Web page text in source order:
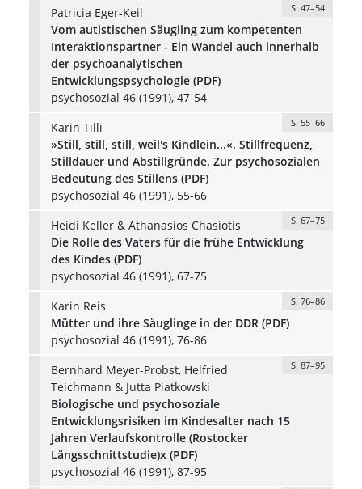
Patricia Eger-Keil
S. 47–54
Vom autistischen Säugling zum kompetenten
Interaktionspartner - Ein Wandel auch innerhalb
der psychoanalytischen
Entwicklungspsychologie (PDF)
psychosozial 46 (1991), 47-54
Karin Tilli
S. 55–66
»Still, still, still, weil's Kindlein...«. Stillfrequenz,
Stilldauer und Abstillgründe. Zur psychosozialen
Bedeutung des Stillens (PDF)
psychosozial 46 (1991), 55-66
Heidi Keller & Athanasios Chasiotis
S. 67–75
Die Rolle des Vaters für die frühe Entwicklung
des Kindes (PDF)
psychosozial 46 (1991), 67-75
Karin Reis
S. 76–86
Mütter und ihre Säuglinge in der DDR (PDF)
psychosozial 46 (1991), 76-86
Bernhard Meyer-Probst, Helfried
Teichmann & Jutta Piatkowski
S. 87–95
Biologische und psychosoziale
Entwicklungsrisiken im Kindesalter nach 15
Jahren Verlaufskontrolle (Rostocker
Längsschnittstudie)x (PDF)
psychosozial 46 (1991), 87-95